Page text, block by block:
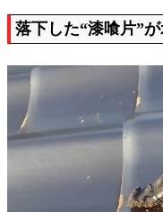
落下した“漆喰片”